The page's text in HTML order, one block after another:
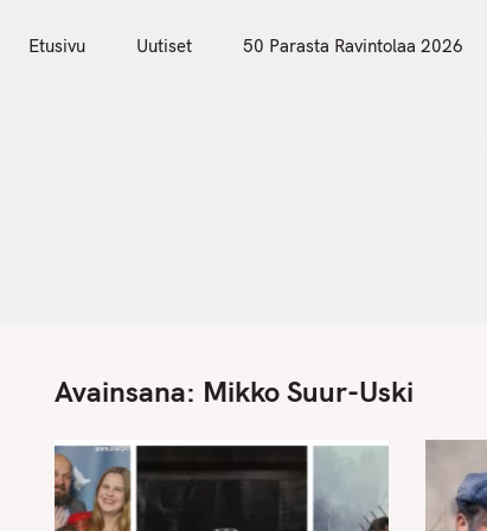
Etusivu Uutiset 50 Parasta Ravintolaa 2026
Avainsana: Mikko Suur-Uski